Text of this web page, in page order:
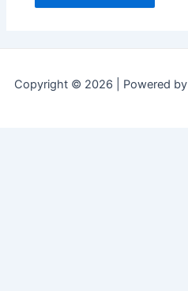
Copyright © 2026 | Powered by